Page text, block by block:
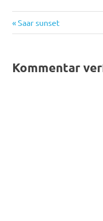
Vorheriger
Beitrag:
Saar sunset
Kommentar